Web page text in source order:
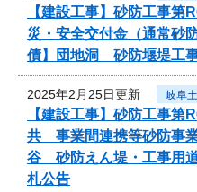
【建設工事】砂防工事
災・安全交付金（通常砂
債】団地洞 砂防堰堤工
2025年2月25日更新 岐阜
【建設工事】砂防工事
共 事業間連携等砂防事
谷 砂防えん堤・工事用
札公告